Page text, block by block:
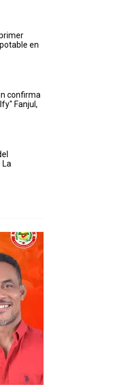
en
confirma
Fanjul,
La